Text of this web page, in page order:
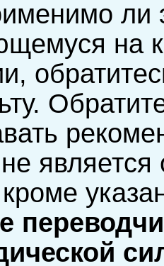
ли
на